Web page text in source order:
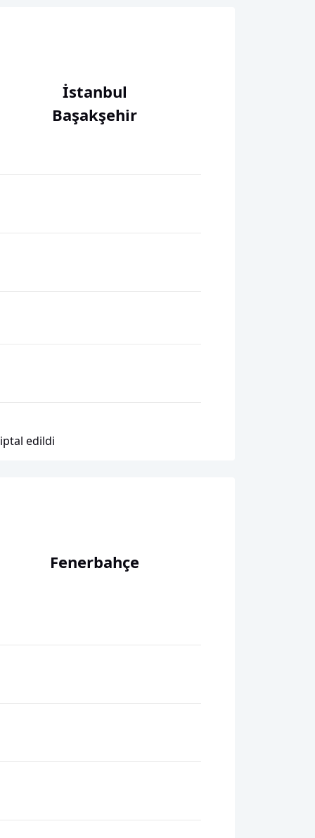
İstanbul
Başakşehir
edildi
Fenerbahçe